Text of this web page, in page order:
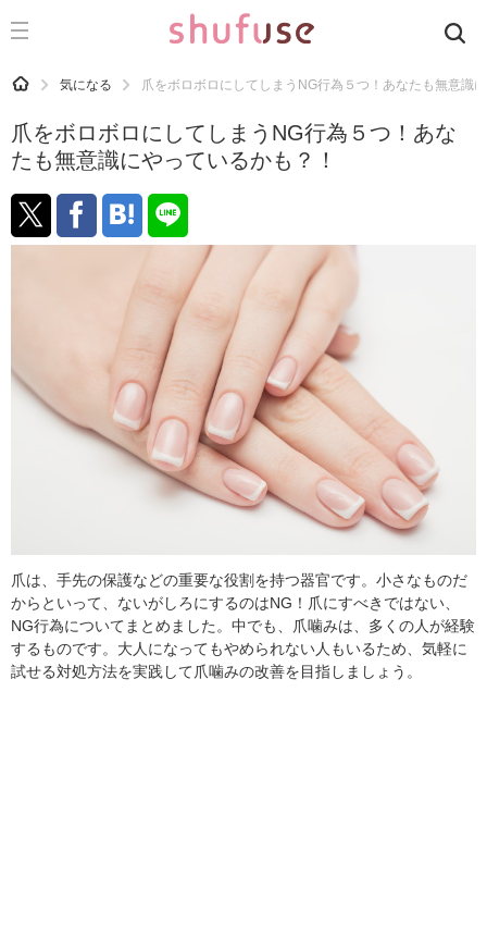
CATEGORY 記事カテゴリ
運気
洗濯
生活の知恵
食材辞典
HOME 気になる 爪をボロボロにしてしまうNG行為５つ！あなたも無意識
爪をボロボロにしてしまうNG行為５つ！あな
たも無意識にやっているかも？！
爪は、手先の保護などの重要な役割を持つ器官です。小さなものだ
からといって、ないがしろにするのはNG！爪にすべきではない、
NG行為についてまとめました。中でも、爪噛みは、多くの人が経験
するものです。大人になってもやめられない人もいるため、気軽に
試せる対処方法を実践して爪噛みの改善を目指しましょう。